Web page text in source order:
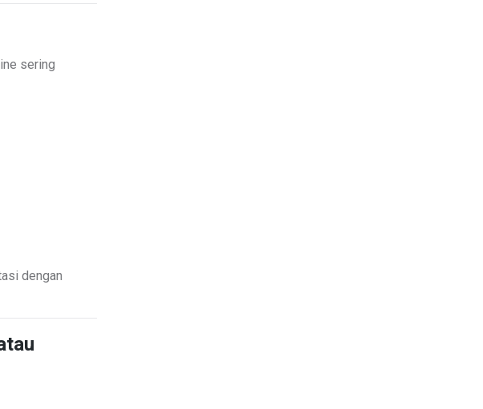
sering
dengan